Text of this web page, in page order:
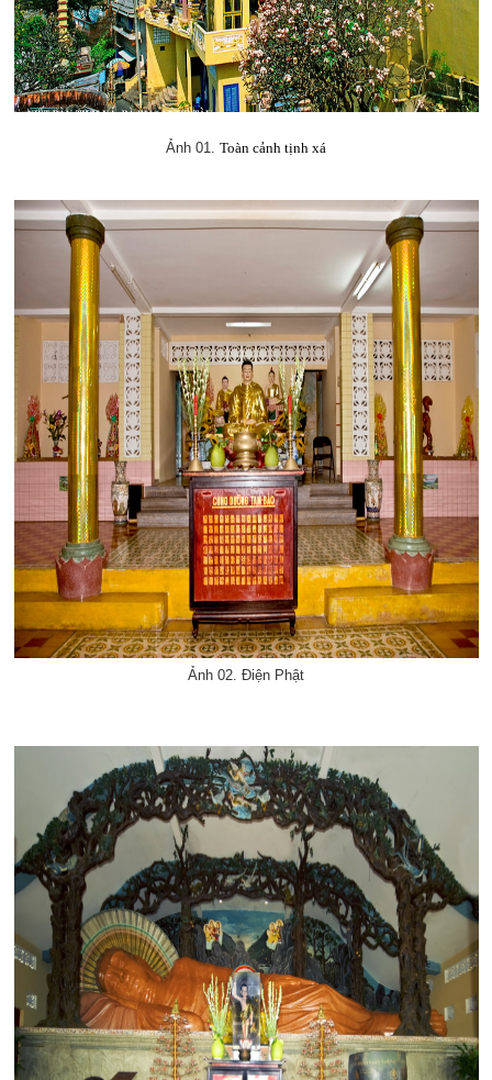
Ảnh 01. Toàn cảnh tịnh xá
Ảnh 02. Điện Phật